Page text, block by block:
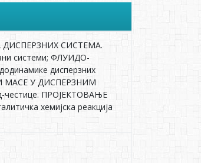
ДИСПЕРЗНИХ СИСТЕМА.
системи; ФЛУИДО-
дисперзних
И МАСЕ У ДИСПЕРЗНИМ
честице. ПРОЈЕКТОВАЊЕ
хемијска реакција